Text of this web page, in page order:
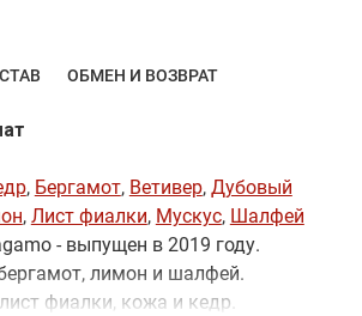
ОБМЕН И ВОЗВРАТ
, Бергамот, Ветивер, Дубовый
, Лист фиалки, Мускус, Шалфей
- выпущен в 2019 году.
лимон и шалфей.
фиалки, кожа и кедр.